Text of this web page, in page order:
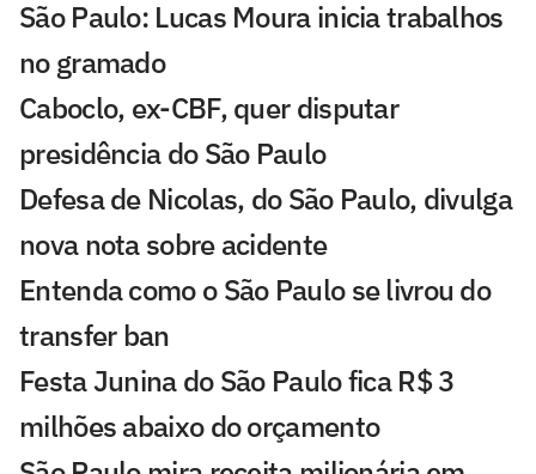
São Paulo: Lucas Moura inicia trabalhos
no gramado
Caboclo, ex-CBF, quer disputar
presidência do São Paulo
Defesa de Nicolas, do São Paulo, divulga
nova nota sobre acidente
Entenda como o São Paulo se livrou do
transfer ban
Festa Junina do São Paulo fica R$ 3
milhões abaixo do orçamento